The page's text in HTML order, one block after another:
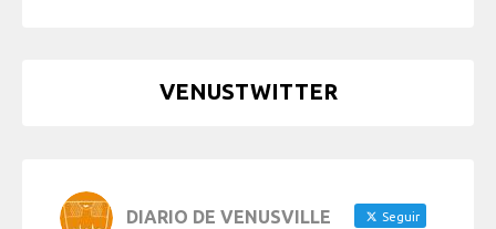
VENUSTWITTER
DIARIO DE VENUSVILLE Seguir